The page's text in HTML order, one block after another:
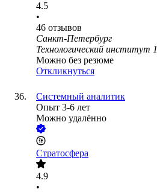
4.5
•
46 отзывов
Санкт-Петербург
Технологический институт 1
Можно без резюме
Откликнуться
Системный аналитик
Опыт 3-6 лет
Можно удалённо
Стратосфера
4.9
•